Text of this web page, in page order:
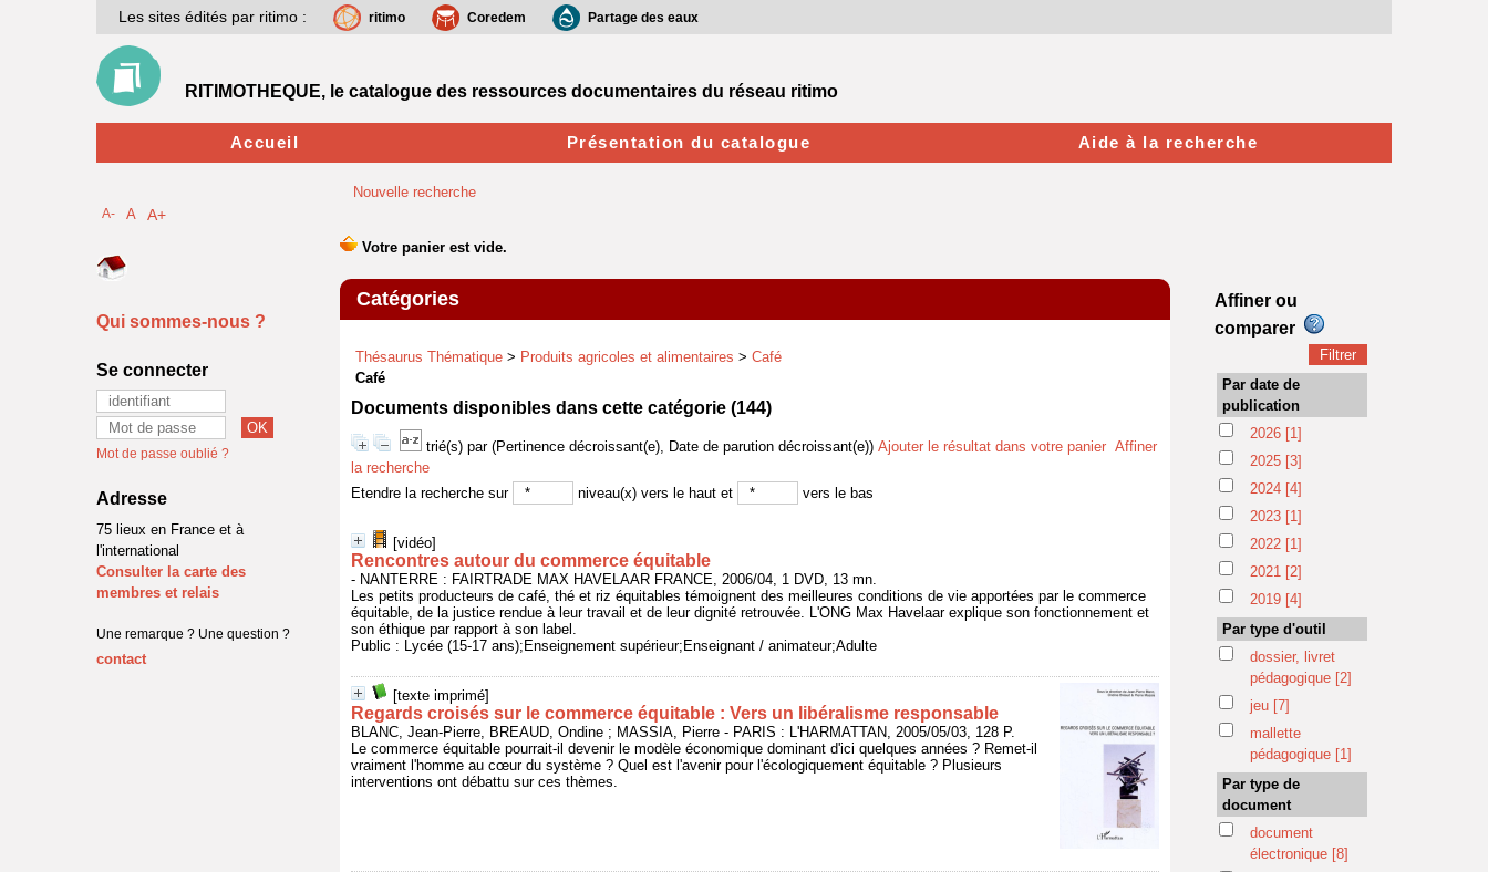
Nouvelle recherche
Catégories
Thésaurus Thématique > Produits agricoles et alimentaires > Café
Café
Documents disponibles dans cette catégorie (144)
trié(s) par (Pertinence décroissant(e), Date de parution décroissant(e)) Ajouter le résultat dans votre panier Affiner
la recherche
Etendre la recherche sur
niveau(x) vers le haut et vers le bas
[vidéo]
Rencontres autour du commerce équitable
- NANTERRE : FAIRTRADE MAX HAVELAAR FRANCE, 2006/04, 1 DVD, 13 mn.
Les petits producteurs de café, thé et riz équitables témoignent des meilleures conditions de vie apportées par le commerce
équitable, de la justice rendue à leur travail et de leur dignité retrouvée. L'ONG Max Havelaar explique son fonctionnement et
son éthique par rapport à son label.
Public : Lycée (15-17 ans);Enseignement supérieur;Enseignant / animateur;Adulte
[texte imprimé]
Regards croisés sur le commerce équitable : Vers un libéralisme responsable
BLANC, Jean-Pierre, BREAUD, Ondine ; MASSIA, Pierre - PARIS : L'HARMATTAN, 2005/05/03, 128 P.
Le commerce équitable pourrait-il devenir le modèle économique dominant d'ici quelques années ? Remet-il
vraiment l'homme au cœur du système ? Quel est l'avenir pour l'écologiquement équitable ? Plusieurs
interventions ont débattu sur ces thèmes.
Les sites édités par ritimo : ritimo Coredem Partage des eaux
RITIMOTHEQUE, le catalogue des ressources documentaires du réseau ritimo
Accueil Présentation du catalogue Aide à la recherche
A- A A+
Qui sommes-nous ?
Se connecter
Mot de passe oublié ?
Adresse
75 lieux en France et à
l'international
Consulter la carte des
membres et relais
Une remarque ? Une question ?
contact
Affiner ou
comparer
Par date de
publication
2026 [1]
2025 [3]
2024 [4]
2023 [1]
2022 [1]
2021 [2]
2019 [4]
Par type d'outil
dossier, livret
pédagogique [2]
jeu [7]
mallette
pédagogique [1]
Par type de
document
document
électronique [8]